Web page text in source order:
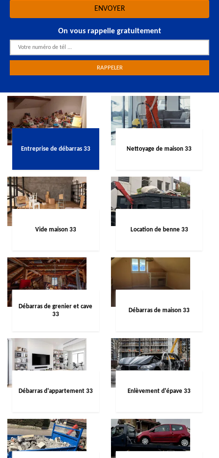
On vous rappelle gratuitement
Entreprise de débarras 33 Nettoyage de maison 33
Vide maison 33 Location de benne 33
Débarras de grenier et cave
33
Débarras de maison 33
Débarras d'appartement 33 Enlèvement d'épave 33